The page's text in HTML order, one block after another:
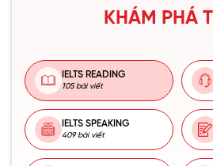
KHÁM PHÁ
IELTS READING
105 bài viết
IELTS SPEAKING
409 bài viết